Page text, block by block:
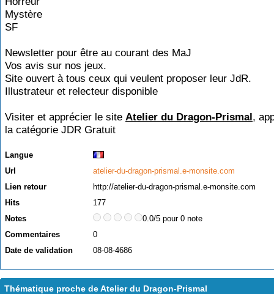
Mystère
SF
Newsletter pour être au courant des MaJ
Vos avis sur nos jeux.
Site ouvert à tous ceux qui veulent proposer leur JdR.
Illustrateur et relecteur disponible
Visiter et apprécier le site Atelier du Dragon-Prismal,
la catégorie JDR Gratuit
Langue
Url
atelier-du-dragon-prismal.e-monsite.com
Lien retour
http://atelier-du-dragon-prismal.e-monsite.com
Hits
177
Notes
0.0/5 pour 0 note
Commentaires
0
Date de validation
08-08-4686
Thématique proche de Atelier du Dragon-Prismal